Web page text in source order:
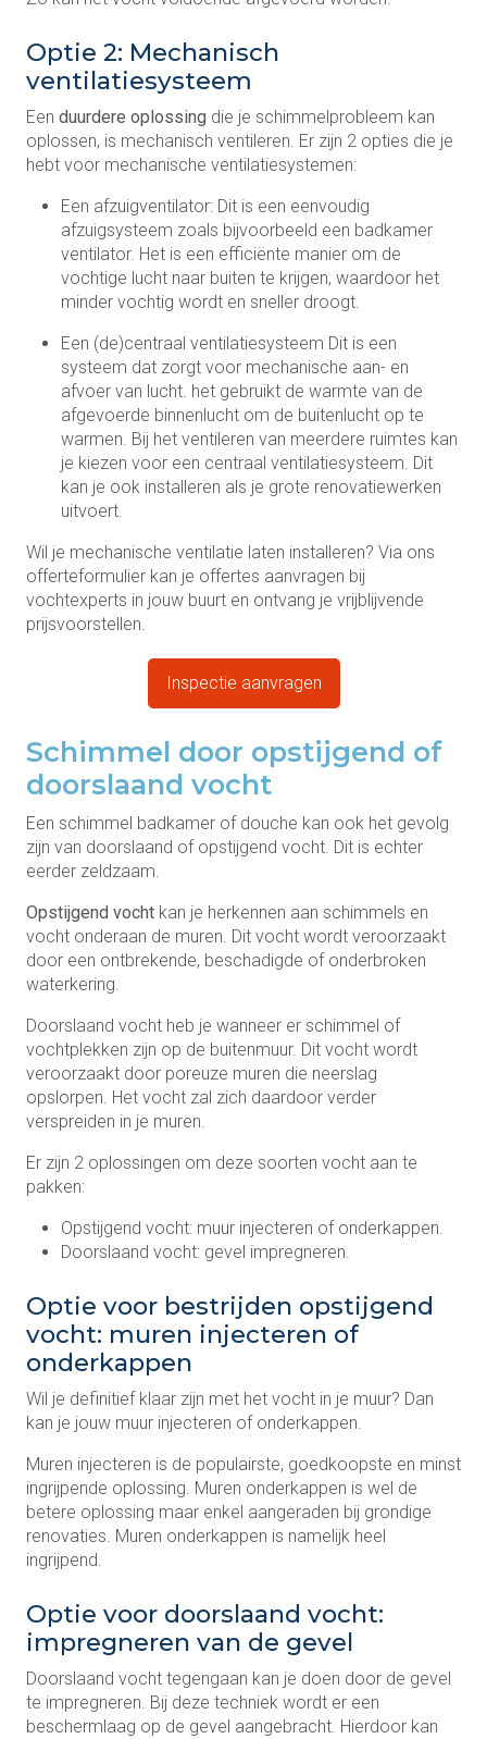
Optie 2: Mechanisch
ventilatiesysteem
Een duurdere oplossing die je schimmelprobleem kan
oplossen, is mechanisch ventileren. Er zijn 2 opties die je
hebt voor mechanische ventilatiesystemen:
Een afzuigventilator: Dit is een eenvoudig
afzuigsysteem zoals bijvoorbeeld een badkamer
ventilator. Het is een efficiënte manier om de
vochtige lucht naar buiten te krijgen, waardoor het
minder vochtig wordt en sneller droogt.
Een (de)centraal ventilatiesysteem Dit is een
systeem dat zorgt voor mechanische aan- en
afvoer van lucht. het gebruikt de warmte van de
afgevoerde binnenlucht om de buitenlucht op te
warmen. Bij het ventileren van meerdere ruimtes kan
je kiezen voor een centraal ventilatiesysteem. Dit
kan je ook installeren als je grote renovatiewerken
uitvoert.
Wil je mechanische ventilatie laten installeren? Via ons
offerteformulier kan je offertes aanvragen bij
vochtexperts in jouw buurt en ontvang je vrijblijvende
prijsvoorstellen.
Inspectie aanvragen
Schimmel door opstijgend of
doorslaand vocht
Een schimmel badkamer of douche kan ook het gevolg
zijn van doorslaand of opstijgend vocht. Dit is echter
eerder zeldzaam.
Opstijgend vocht kan je herkennen aan schimmels en
vocht onderaan de muren. Dit vocht wordt veroorzaakt
door een ontbrekende, beschadigde of onderbroken
waterkering.
Doorslaand vocht heb je wanneer er schimmel of
vochtplekken zijn op de buitenmuur. Dit vocht wordt
veroorzaakt door poreuze muren die neerslag
opslorpen. Het vocht zal zich daardoor verder
verspreiden in je muren.
Er zijn 2 oplossingen om deze soorten vocht aan te
pakken:
Opstijgend vocht: muur injecteren of onderkappen.
Doorslaand vocht: gevel impregneren.
Optie voor bestrijden opstijgend
vocht: muren injecteren of
onderkappen
Wil je definitief klaar zijn met het vocht in je muur? Dan
kan je jouw muur injecteren of onderkappen.
Muren injecteren is de populairste, goedkoopste en minst
ingrijpende oplossing. Muren onderkappen is wel de
betere oplossing maar enkel aangeraden bij grondige
renovaties. Muren onderkappen is namelijk heel
ingrijpend.
Optie voor doorslaand vocht:
impregneren van de gevel
Doorslaand vocht tegengaan kan je doen door de gevel
te impregneren. Bij deze techniek wordt er een
beschermlaag op de gevel aangebracht. Hierdoor kan